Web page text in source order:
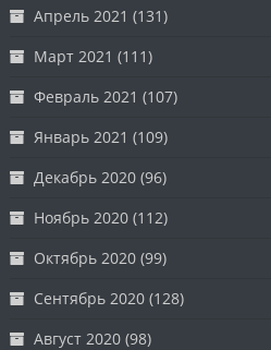
Апрель 2021 (131)
Март 2021 (111)
Февраль 2021 (107)
Январь 2021 (109)
Декабрь 2020 (96)
Ноябрь 2020 (112)
Октябрь 2020 (99)
Сентябрь 2020 (128)
Август 2020 (98)